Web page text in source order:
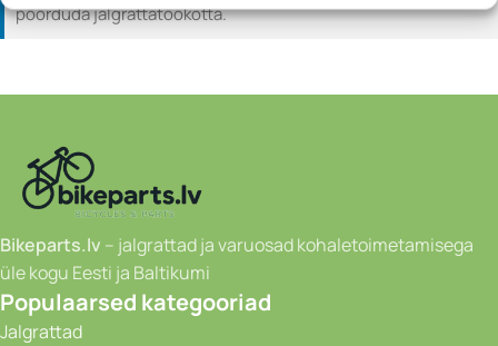
pöörduda jalgrattatöökotta.
Bikeparts.lv – jalgrattad ja varuosad kohaletoimetamisega
üle kogu Eesti ja Baltikumi
Populaarsed kategooriad
Jalgrattad